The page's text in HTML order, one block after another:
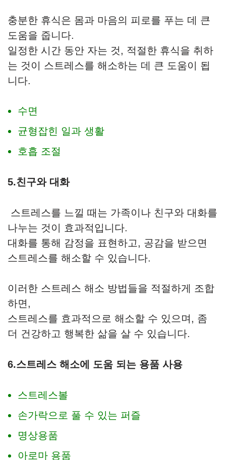
충분한 휴식은 몸과 마음의 피로를 푸는 데 큰
도움을 줍니다.
일정한 시간 동안 자는 것, 적절한 휴식을 취하
는 것이 스트레스를 해소하는 데 큰 도움이 됩
니다.
수면
균형잡힌 일과 생활
호흡 조절
5.친구와 대화
스트레스를 느낄 때는 가족이나 친구와 대화를
나누는 것이 효과적입니다.
대화를 통해 감정을 표현하고, 공감을 받으면
스트레스를 해소할 수 있습니다.
이러한 스트레스 해소 방법들을 적절하게 조합
하면,
스트레스를 효과적으로 해소할 수 있으며, 좀
더 건강하고 행복한 삶을 살 수 있습니다.
6.스트레스 해소에 도움 되는 용품 사용
스트레스볼
손가락으로 풀 수 있는 퍼즐
명상용품
아로마 용품